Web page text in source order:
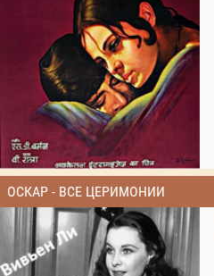
ОСКАР - ВСЕ ЦЕРИМОНИИ